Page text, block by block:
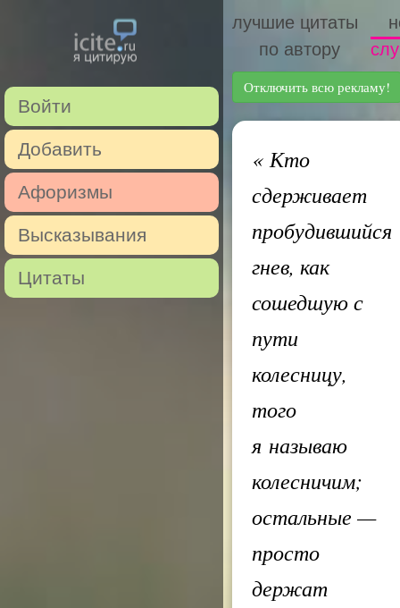
Войти
Добавить
Афоризмы
Высказывания
Цитаты
лучшие цитаты
по автору
Отключить всю рекламу!
«Кто
сдерживает
пробудившийся
гнев, как
сошедшую с
пути
колесницу,
того
я называю
колесничим;
остальные —
просто
держат